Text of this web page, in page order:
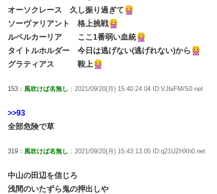
オーソクレース 久し振り過ぎて
ソーヴァリアント 格上挑戦
ルペルカーリア ここ1番弱い血統
タイトルホルダー 今日は逃げない(逃げれない)から
グラティアス 鞍上
153： 風吹けば名無し ：2021/09/20(月) 15:40:24.04 ID:VJbiFM/S0.net
>>93
全部危険で草
319： 風吹けば名無し ：2021/09/20(月) 15:43:13.05 ID:q21UZHXh0.net
中山の田辺を信じろ
浅間のいたずら鬼の押出しや